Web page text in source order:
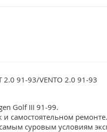
2.0 91-93/VENTO 2.0 91-93
Golf III 91-99.
самостоятельном ремонте.
суровым условиям